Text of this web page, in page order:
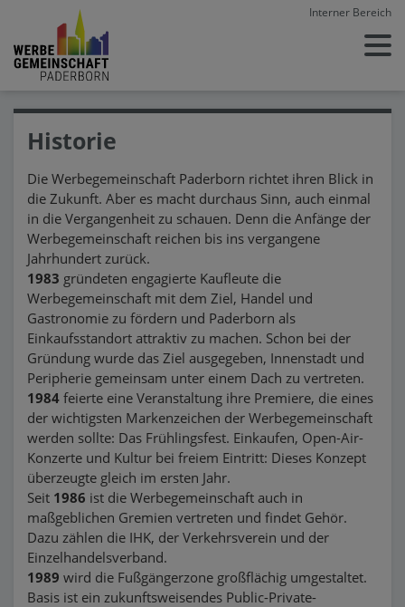
Interner Bereich
Historie
Die Werbegemeinschaft Paderborn richtet ihren Blick in
die Zukunft. Aber es macht durchaus Sinn, auch einmal
in die Vergangenheit zu schauen. Denn die Anfänge der
Werbegemeinschaft reichen bis ins vergangene
Jahrhundert zurück.
1983 gründeten engagierte Kaufleute die
Werbegemeinschaft mit dem Ziel, Handel und
Gastronomie zu fördern und Paderborn als
Einkaufsstandort attraktiv zu machen. Schon bei der
Gründung wurde das Ziel ausgegeben, Innenstadt und
Peripherie gemeinsam unter einem Dach zu vertreten.
1984 feierte eine Veranstaltung ihre Premiere, die eines
der wichtigsten Markenzeichen der Werbegemeinschaft
werden sollte: Das Frühlingsfest. Einkaufen, Open-Air-
Konzerte und Kultur bei freiem Eintritt: Dieses Konzept
überzeugte gleich im ersten Jahr.
Seit 1986 ist die Werbegemeinschaft auch in
maßgeblichen Gremien vertreten und findet Gehör.
Dazu zählen die IHK, der Verkehrsverein und der
Einzelhandelsverband.
1989 wird die Fußgängerzone großflächig umgestaltet.
Basis ist ein zukunftsweisendes Public-Private-